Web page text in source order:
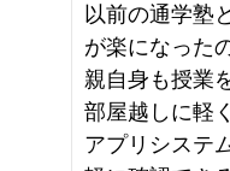
以前の通学塾
が楽になった
親自身も授業
部屋越しに軽
アプリシステ